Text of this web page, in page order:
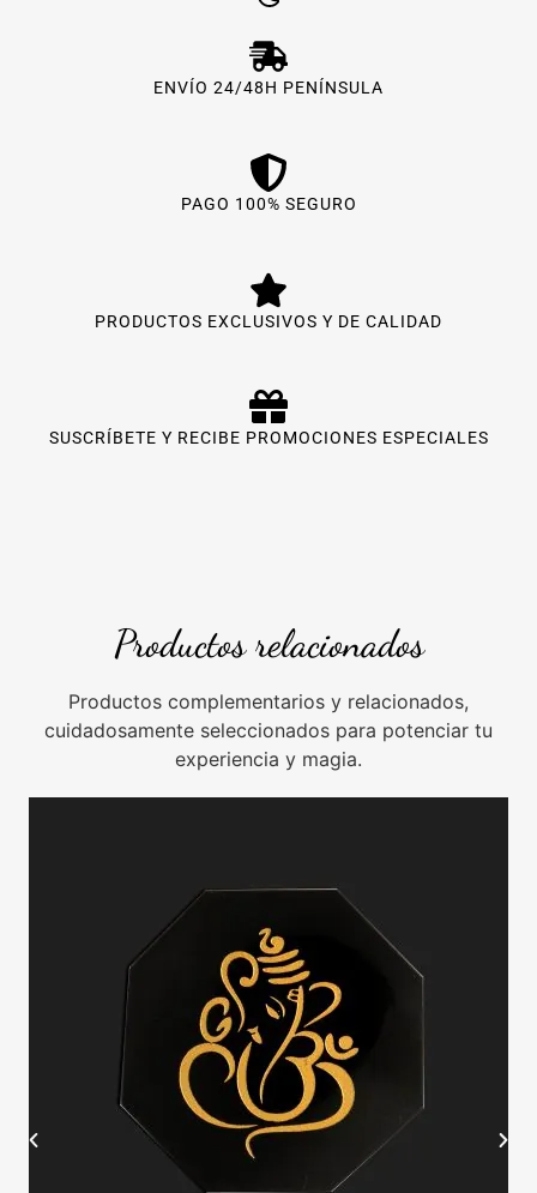
ENVÍO 24/48H PENÍNSULA
PAGO 100% SEGURO
PRODUCTOS EXCLUSIVOS Y DE CALIDAD
SUSCRÍBETE Y RECIBE PROMOCIONES ESPECIALES
Productos relacionados
Productos complementarios y relacionados,
cuidadosamente seleccionados para potenciar tu
experiencia y magia.